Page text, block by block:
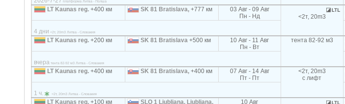
платформа Литва - Полша
LT Kaunas reg. +400 км SK 81 Bratislava, +777 км
03 Авг - 09 Авг
Пн - Нд
<2т, 20m3
4 дни <2т, 20m3 Литва - Словакия
LT Kaunas reg. +200 км SK 81 Bratislava +500 км
10 Авг - 11 Авг
Пн - Вт
тента 82-92 м3
вчера тента 82-92 м3 Литва - Словакия
LT Kaunas reg. +400 км SK 81 Bratislava, +400 км
07 Авг - 14 Авг
Пт - Пт
<2т, 20m3
с лифт
1 ч. <2т, 20m3 Литва - Словакия
LT Kaunas reg. +100 км
SLO 1 Ljubljana, Ljubljana,
10 Авг